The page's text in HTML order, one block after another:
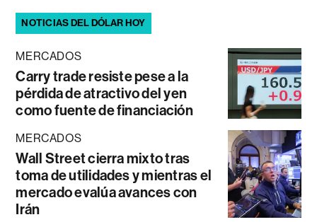
NOTICIAS DEL DÓLAR HOY
MERCADOS
Carry trade resiste pese a la
pérdida de atractivo del yen
como fuente de financiación
MERCADOS
Wall Street cierra mixto tras
toma de utilidades y mientras el
mercado evalúa avances con
Irán